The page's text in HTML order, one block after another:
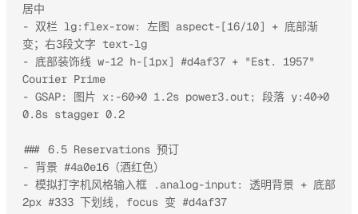
居中
- 双栏 lg:flex-row: 左图 aspect-[16/10] + 底部渐
变；右3段文字 text-lg
- 底部装饰线 w-12 h-[1px] #d4af37 + "Est. 1957"
Courier Prime
- GSAP: 图片 x:-60→0 1.2s power3.out; 段落 y:40→0
0.8s stagger 0.2
### 6.5 Reservations 预订
- 背景 #4a0e16（酒红色）
- 模拟打字机风格输入框 .analog-input: 透明背景 + 底部
2px #333 下划线, focus 变 #d4af37